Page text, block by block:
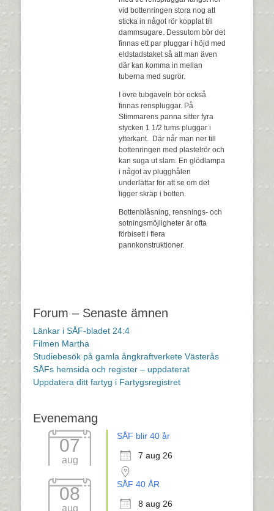
vid bottenringen stora nog att
sticka in något rör kopplat till
dammsugare. Dessutom bör det
finnas ett par pluggar i höjd med
eldstadstaket så att man även
där kan komma in mellan
tuberna med sugrör.
I övre tubgaveln bör också
finnas renspluggar. På
Stimmarens panna sitter fyra
stycken 1 1/2 tums pluggar i
ytterkant. Där når man ner till
bottenringen med plastelrör och
kan suga ut slam. En glödlampa
i något av plugghålen
underlättar för att se om det
ligger skräp i botten.
Bottenblåsning, rensnings- och
sotningsmöjligheter är ofta
förbisett i flera
pannkonstruktioner.
Forum – Senaste ämnen
Länkar i SÅF-bladet 24:4
Filmen Martha
Studiebesök på gamla ångkraftverkete Västerås
SÅFs hemsida och register – uppdaterat
Uppdatera ditt fartyg i Fartygsregistret
Evenemang
07
aug
SÅF blir 40 år
7 aug 26
08
aug
SÅF 40 ÅR
8 aug 26